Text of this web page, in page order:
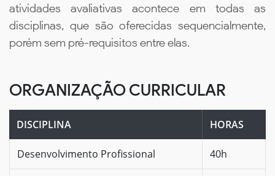
atividades avaliativas acontece em todas as
disciplinas, que são oferecidas sequencialmente,
porém sem pré-requisitos entre elas.
ORGANIZAÇÃO CURRICULAR
DISCIPLINA HORAS
Desenvolvimento Profissional 40h